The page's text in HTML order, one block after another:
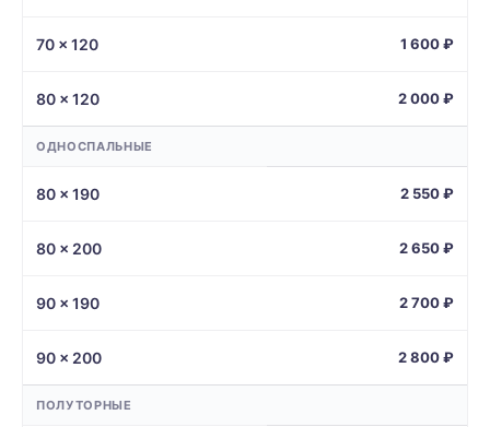
70 × 120 1 600 ₽
80 × 120 2 000 ₽
ОДНОСПАЛЬНЫЕ
80 × 190 2 550 ₽
80 × 200 2 650 ₽
90 × 190 2 700 ₽
90 × 200 2 800 ₽
ПОЛУТОРНЫЕ